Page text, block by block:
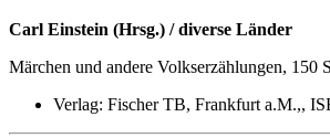
Carl Einstein (Hrsg.) / diverse Länder
Märchen und andere Volkserzählungen, 150
Verlag: Fischer TB, Frankfurt a.M.,,